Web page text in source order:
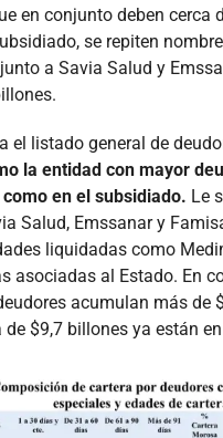
en conjunto deben cerca
se repiten
a Savia Salud y
el listado general de
la entidad con mayor
en el subsidiado. Le
Salud, Emssanar y
liquidadas como
asociadas al Estado. En
acumulan más de
de $9,7 billones ya están